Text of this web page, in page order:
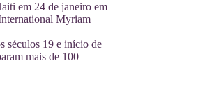
em 24 de janeiro em
Myriam
séculos 19 e início de
mais de 100